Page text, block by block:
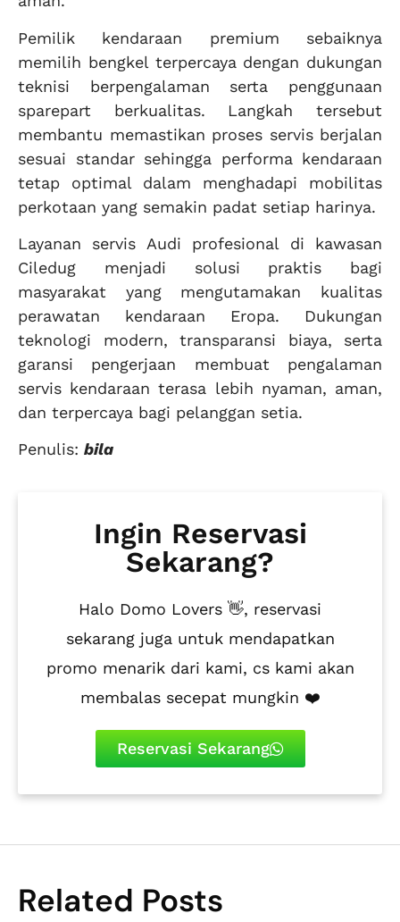
Pemilik kendaraan premium sebaiknya
memilih bengkel terpercaya dengan dukungan
teknisi berpengalaman serta penggunaan
sparepart berkualitas. Langkah tersebut
membantu memastikan proses servis berjalan
sesuai standar sehingga performa kendaraan
tetap optimal dalam menghadapi mobilitas
perkotaan yang semakin padat setiap harinya.
Layanan servis Audi profesional di kawasan
Ciledug menjadi solusi praktis bagi
masyarakat yang mengutamakan kualitas
perawatan kendaraan Eropa. Dukungan
teknologi modern, transparansi biaya, serta
garansi pengerjaan membuat pengalaman
servis kendaraan terasa lebih nyaman, aman,
dan terpercaya bagi pelanggan setia.
Penulis: bila
Ingin Reservasi
Sekarang?
Halo Domo Lovers 👋, reservasi
sekarang juga untuk mendapatkan
promo menarik dari kami, cs kami akan
membalas secepat mungkin ❤️
Reservasi Sekarang
Related Posts